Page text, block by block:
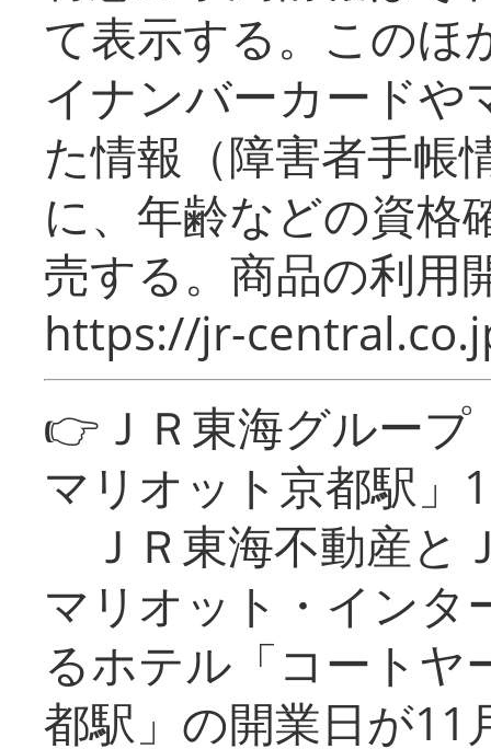
て表示する。このほ
イナンバーカードや
た情報（障害者手帳
に、年齢などの資格
売する。商品の利用
https://jr-
👉ＪＲ東海グルー
マリオット京都駅」
ＪＲ東海不動産と
マリオット・インタ
るホテル「コートヤ
都駅」の開業日が11